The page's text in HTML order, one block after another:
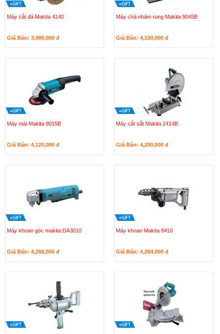
Máy cắt đá Makita 4140
Giá Bán: 3,980,000 đ
Máy chà nhám rung Makita 9045B
Giá Bán: 4,100,000 đ
Máy mài Makita 9015B
Giá Bán: 4,120,000 đ
Máy cắt sắt Makita 2414B
Giá Bán: 4,200,000 đ
Máy khoan góc makita DA3010
Giá Bán: 4,268,000 đ
Máy khoan Makita 8416
Giá Bán: 4,284,000 đ